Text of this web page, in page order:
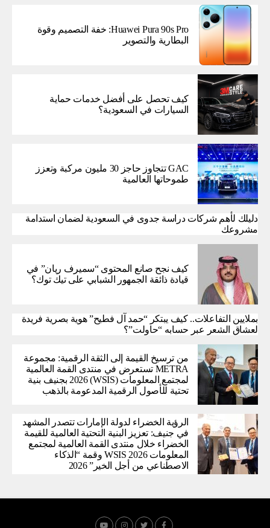
Huawei Pura 90s Pro: خفة التصميم وقوة
البطارية والتصوير
كيف تحصل على أفضل خدمات حماية
السيارات في السعودية؟
GAC تتجاوز حاجز 30 مليون مركبة وتعزز
طموحاتها العالمية
دليلك لأهم شركات دراسة جدوى في السعودية لضمان استدامة
مشروعك
كيف نجح صانع المحتوى “سميرف ريان” في
قيادة ذائقة الجمهور الشبابي على تيك توك؟
بملايين التفاعلات.. كيف يبتكر “حمد آل فطيح” هوية بصرية فريدة
لعشاق الشعر عبر حسابه “حاولت”؟
من ترسيخ القيمة إلى الثقة الرقمية: مجموعة
METRA تستعرض في منتدى القمة العالمية
لمجتمع المعلومات (WSIS) 2026 بجنيف بنية
تحتية للأصول الرقمية المدعومة بالذهب
الرؤية الخضراء لدولة الإمارات تتصدر المشهد
في جنيف: تعزيز البنية التحتية العالمية للقيمة
الخضراء خلال منتدى القمة العالمية لمجتمع
المعلومات WSIS 2026 وقمة “الذكاء
الاصطناعي من أجل الخير” 2026